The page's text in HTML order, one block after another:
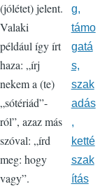
(jólétet) jelent.
Valaki
például így írt
haza: „írj
nekem a (te)
„sótériád”-
ról”, azaz más
szóval: „írd
meg: hogy
vagy”.
g,
támo
gatá
s,
szak
adás
,
ketté
szak
ítás